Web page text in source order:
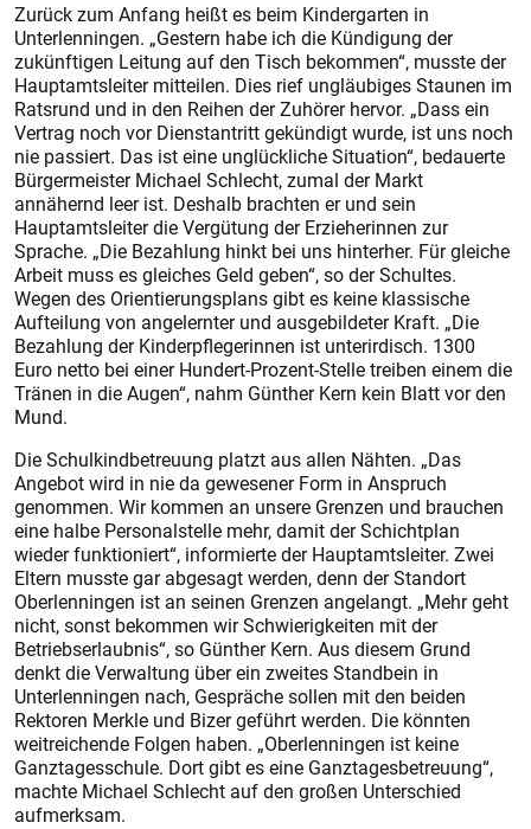
Zurück zum Anfang heißt es beim Kindergarten in
Unterlenningen. „Gestern habe ich die Kündigung der
zukünftigen Leitung auf den Tisch bekommen“, musste der
Hauptamtsleiter mitteilen. Dies rief ungläubiges Staunen im
Ratsrund und in den Reihen der Zuhörer hervor. „Dass ein
Vertrag noch vor Dienstantritt gekündigt wurde, ist uns noch
nie passiert. Das ist eine unglückliche Situation“, bedauerte
Bürgermeister Michael Schlecht, zumal der Markt
annähernd leer ist. Deshalb brachten er und sein
Hauptamtsleiter die Vergütung der Erzieherinnen zur
Sprache. „Die Bezahlung hinkt bei uns hinterher. Für gleiche
Arbeit muss es gleiches Geld geben“, so der Schultes.
Wegen des Orientierungsplans gibt es keine klassische
Aufteilung von angelernter und ausgebildeter Kraft. „Die
Bezahlung der Kinderpflegerinnen ist unterirdisch. 1300
Euro netto bei einer Hundert-Prozent-Stelle treiben einem die
Tränen in die Augen“, nahm Günther Kern kein Blatt vor den
Mund.
Die Schulkindbetreuung platzt aus allen Nähten. „Das
Angebot wird in nie da gewesener Form in Anspruch
genommen. Wir kommen an unsere Grenzen und brauchen
eine halbe Personalstelle mehr, damit der Schichtplan
wieder funktioniert“, informierte der Hauptamtsleiter. Zwei
Eltern musste gar abgesagt werden, denn der Standort
Oberlenningen ist an seinen Grenzen angelangt. „Mehr geht
nicht, sonst bekommen wir Schwierigkeiten mit der
Betriebserlaubnis“, so Günther Kern. Aus diesem Grund
denkt die Verwaltung über ein zweites Standbein in
Unterlenningen nach, Gespräche sollen mit den beiden
Rektoren Merkle und Bizer geführt werden. Die könnten
weitreichende Folgen haben. „Oberlenningen ist keine
Ganztagesschule. Dort gibt es eine Ganztagesbetreuung“,
machte Michael Schlecht auf den großen Unterschied
aufmerksam.